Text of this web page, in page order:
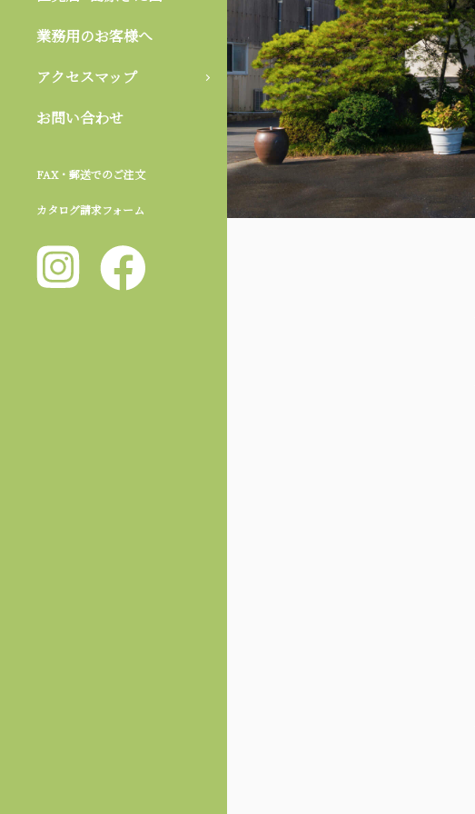
業務用のお客様へ
アクセスマップ
お問い合わせ
FAX・郵送でのご注文
カタログ請求フォーム